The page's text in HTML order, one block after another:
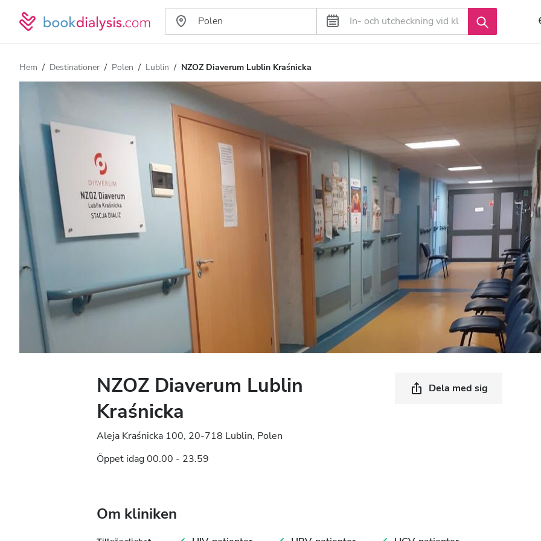
Hem Destinationer Polen Lublin NZOZ Diaverum Lublin Kraśnicka
NZOZ Diaverum Lublin
Kraśnicka
Aleja Kraśnicka 100, 20-718 Lublin, Polen
Öppet idag 00.00 - 23.59
Dela med sig
Om kliniken